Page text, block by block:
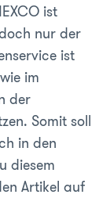
ist
nur der
ist
im
der
Somit soll
in den
diesem
Artikel auf